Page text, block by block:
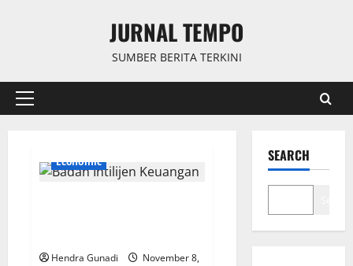
JURNAL TEMPO
SUMBER BERITA TERKINI
Primary
Economic
Hendra Gunadi
November 8,
SEARCH